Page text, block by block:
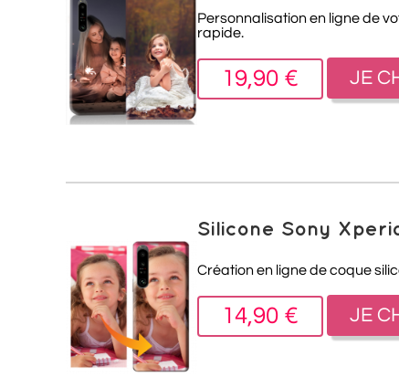
Personnalisation en ligne de
rapide.
19,90 € JE
Silicone Sony
Création en ligne de coque
14,90 € JE